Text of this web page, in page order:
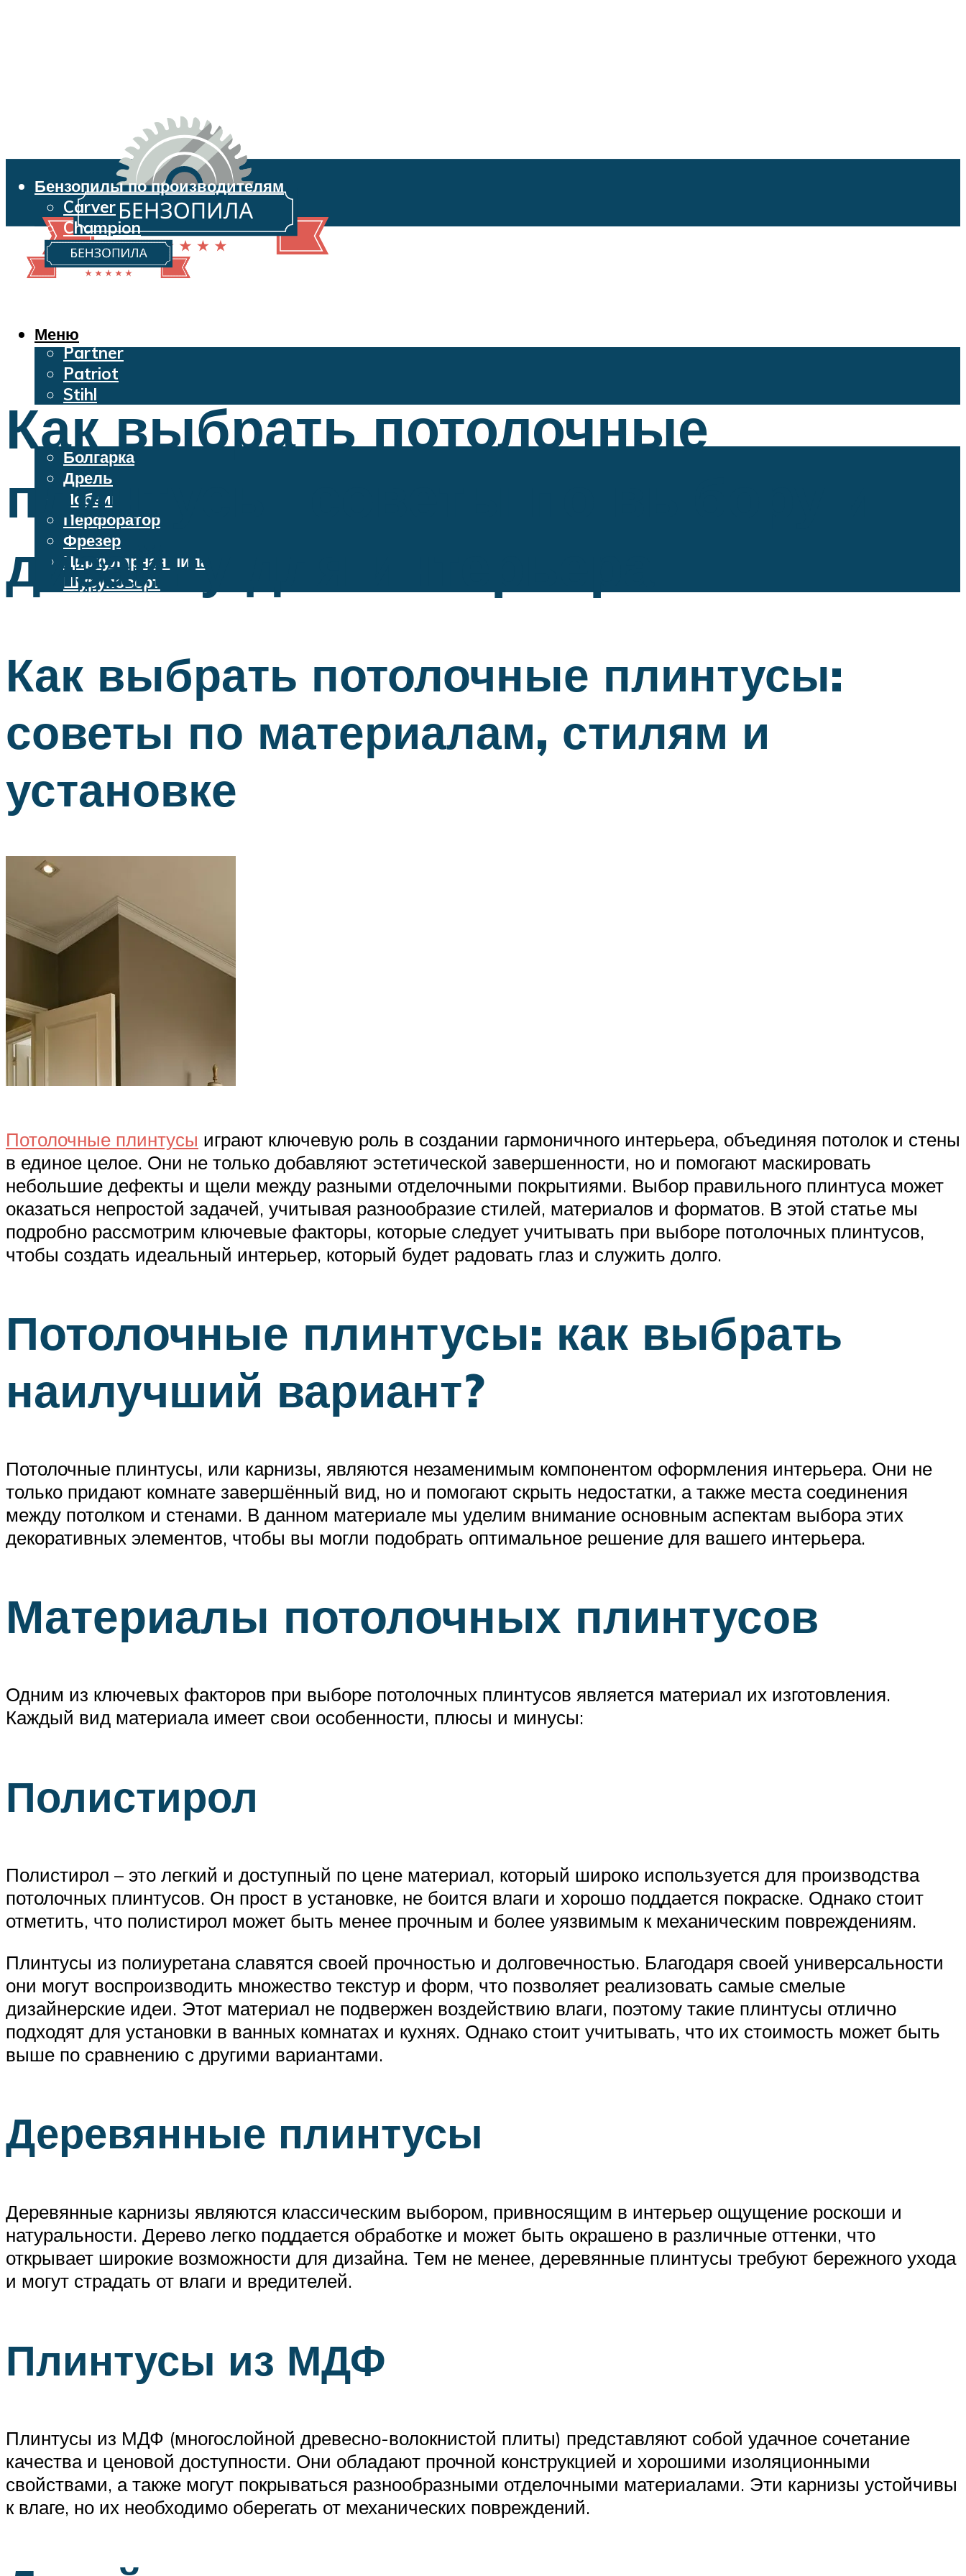
Бензопилы по производителям
Carver
Champion
Echo
Husqvarna
Oleo-Mac
Partner
Patriot
Stihl
Бензопилы
Электроинструменты
Болгарка
Дрель
Лобзик
Перфоратор
Фрезер
Циркулярная пила
Шуруповерт
Меню
Как выбрать потолочные
плинтусы: советы по выбору и
дизайну для интерьера
Как выбрать потолочные плинтусы:
советы по материалам, стилям и
установке
Потолочные плинтусы играют ключевую роль в создании гармоничного интерьера, объединяя потолок и стены
в единое целое. Они не только добавляют эстетической завершенности, но и помогают маскировать
небольшие дефекты и щели между разными отделочными покрытиями. Выбор правильного плинтуса может
оказаться непростой задачей, учитывая разнообразие стилей, материалов и форматов. В этой статье мы
подробно рассмотрим ключевые факторы, которые следует учитывать при выборе потолочных плинтусов,
чтобы создать идеальный интерьер, который будет радовать глаз и служить долго.
Потолочные плинтусы: как выбрать
наилучший вариант?
Потолочные плинтусы, или карнизы, являются незаменимым компонентом оформления интерьера. Они не
только придают комнате завершённый вид, но и помогают скрыть недостатки, а также места соединения
между потолком и стенами. В данном материале мы уделим внимание основным аспектам выбора этих
декоративных элементов, чтобы вы могли подобрать оптимальное решение для вашего интерьера.
Материалы потолочных плинтусов
Одним из ключевых факторов при выборе потолочных плинтусов является материал их изготовления.
Каждый вид материала имеет свои особенности, плюсы и минусы:
Полистирол
Полистирол – это легкий и доступный по цене материал, который широко используется для производства
потолочных плинтусов. Он прост в установке, не боится влаги и хорошо поддается покраске. Однако стоит
отметить, что полистирол может быть менее прочным и более уязвимым к механическим повреждениям.
Плинтусы из полиуретана славятся своей прочностью и долговечностью. Благодаря своей универсальности
они могут воспроизводить множество текстур и форм, что позволяет реализовать самые смелые
дизайнерские идеи. Этот материал не подвержен воздействию влаги, поэтому такие плинтусы отлично
подходят для установки в ванных комнатах и кухнях. Однако стоит учитывать, что их стоимость может быть
выше по сравнению с другими вариантами.
Деревянные плинтусы
Деревянные карнизы являются классическим выбором, привносящим в интерьер ощущение роскоши и
натуральности. Дерево легко поддается обработке и может быть окрашено в различные оттенки, что
открывает широкие возможности для дизайна. Тем не менее, деревянные плинтусы требуют бережного ухода
и могут страдать от влаги и вредителей.
Плинтусы из МДФ
Плинтусы из МДФ (многослойной древесно-волокнистой плиты) представляют собой удачное сочетание
качества и ценовой доступности. Они обладают прочной конструкцией и хорошими изоляционными
свойствами, а также могут покрываться разнообразными отделочными материалами. Эти карнизы устойчивы
к влаге, но их необходимо оберегать от механических повреждений.